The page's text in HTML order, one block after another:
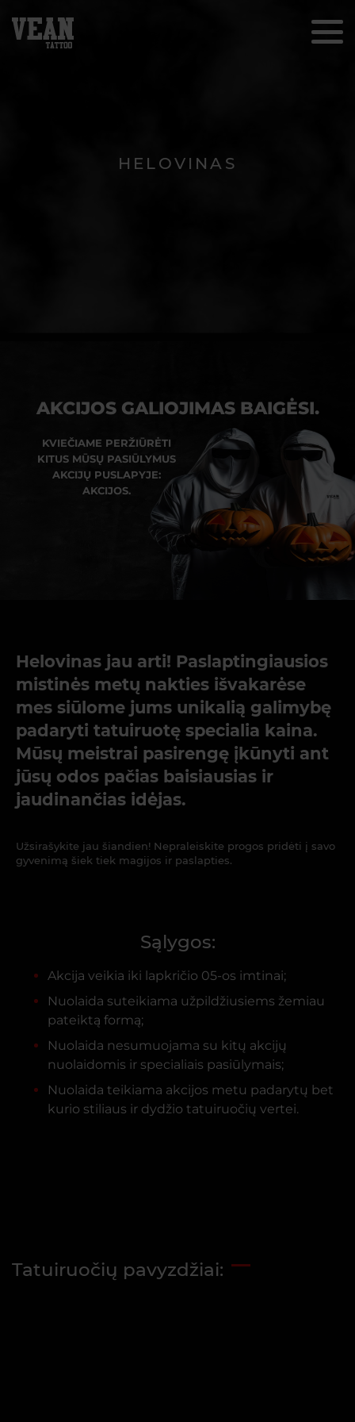
HELOVINAS
AKCIJOS GALIOJIMAS BAIGĖSI.
KVIEČIAME PERŽIŪRĖTI
KITUS MŪSŲ PASIŪLYMUS
AKCIJŲ PUSLAPYJE:
AKCIJOS.
Helovinas jau arti! Paslaptingiausios
mistinės metų nakties išvakarėse
mes siūlome jums unikalią galimybę
padaryti tatuiruotę specialia kaina.
Mūsų meistrai pasirengę įkūnyti ant
jūsų odos pačias baisiausias ir
jaudinančias idėjas.
Užsirašykite jau šiandien! Nepraleiskite progos pridėti į savo
gyvenimą šiek tiek magijos ir paslapties.
Sąlygos:
Akcija veikia iki lapkričio 05-os imtinai;
Nuolaida suteikiama užpildžiusiems žemiau
pateiktą formą;
Nuolaida nesumuojama su kitų akcijų
nuolaidomis ir specialiais pasiūlymais;
Nuolaida teikiama akcijos metu padarytų bet
kurio stiliaus ir dydžio tatuiruočių vertei.
Tatuiruočių pavyzdžiai: